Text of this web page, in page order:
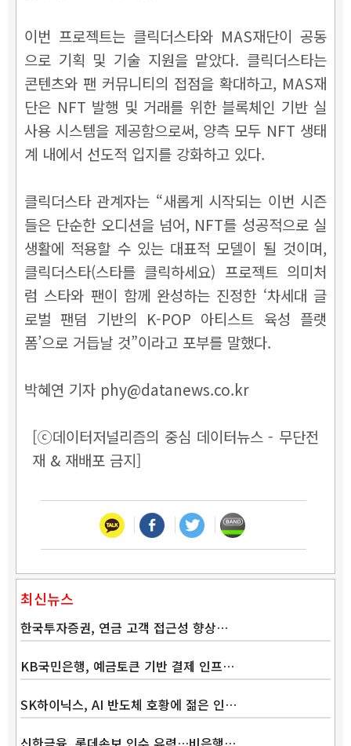
이번 프로젝트는 클릭더스타와 MAS재단이 공동
으로 기획 및 기술 지원을 맡았다. 클릭더스타는
콘텐츠와 팬 커뮤니티의 접점을 확대하고, MAS재
단은 NFT 발행 및 거래를 위한 블록체인 기반 실
사용 시스템을 제공함으로써, 양측 모두 NFT 생태
계 내에서 선도적 입지를 강화하고 있다.
클릭더스타 관계자는 “새롭게 시작되는 이번 시즌
들은 단순한 오디션을 넘어, NFT를 성공적으로 실
생활에 적용할 수 있는 대표적 모델이 될 것이며,
클릭더스타(스타를 클릭하세요) 프로젝트 의미처
럼 스타와 팬이 함께 완성하는 진정한 ‘차세대 글
로벌 팬덤 기반의 K-POP 아티스트 육성 플랫
폼’으로 거듭날 것”이라고 포부를 말했다.
박혜연 기자 phy@datanews.co.kr
[ⓒ데이터저널리즘의 중심 데이터뉴스 - 무단전
재 & 재배포 금지]
최신뉴스
한국투자증권, 연금 고객 접근성 향상…
KB국민은행, 예금토큰 기반 결제 인프…
SK하이닉스, AI 반도체 호황에 젊은 인…